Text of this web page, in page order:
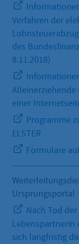
Verfahren der
des
8.11.2018)
einer
Programme
ELSTER
Formulare
Ursprungsportal
Nach Tod
Lebenspartnerin
sich langfristig